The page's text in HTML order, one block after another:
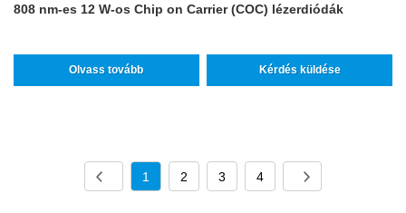
808 nm-es 12 W-os Chip on Carrier (COC) lézerdiódák
Olvass tovább Kérdés küldése
1 2 3 4